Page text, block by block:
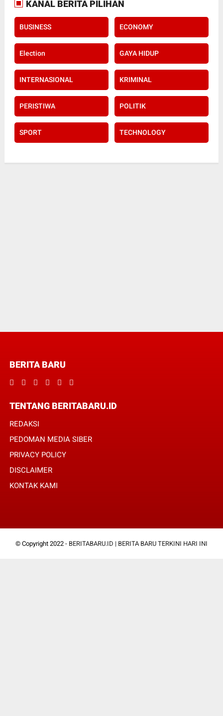
KANAL BERITA PILIHAN
BUSINESS ECONOMY
Election GAYA HIDUP
INTERNASIONAL KRIMINAL
PERISTIWA POLITIK
SPORT TECHNOLOGY
BERITA BARU
TENTANG BERITABARU.ID
REDAKSI
PEDOMAN MEDIA SIBER
PRIVACY POLICY
DISCLAIMER
KONTAK KAMI
© Copyright 2022 - BERITABARU.ID | BERITA BARU TERKINI HARI INI